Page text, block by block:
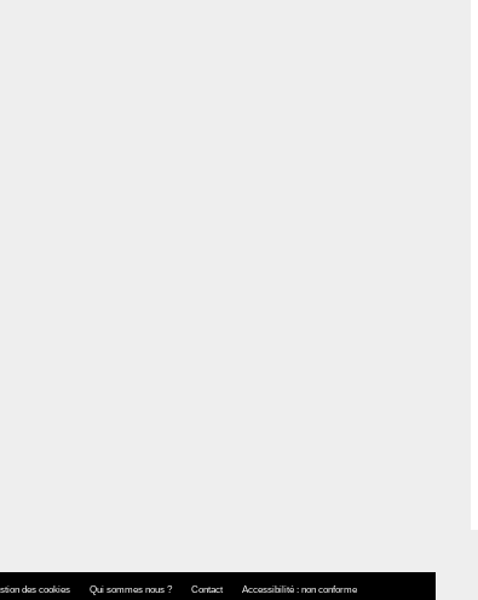
des cookies Qui sommes nous ? Contact Accessibilité : non conforme